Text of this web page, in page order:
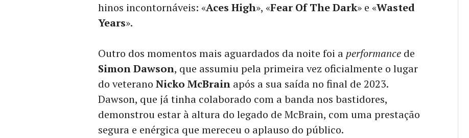
hinos incontornáveis: «Aces High», «Fear Of The Dark» e «Wasted
Years».
Outro dos momentos mais aguardados da noite foi a performance de
Simon Dawson, que assumiu pela primeira vez oficialmente o lugar
do veterano Nicko McBrain após a sua saída no final de 2023.
Dawson, que já tinha colaborado com a banda nos bastidores,
demonstrou estar à altura do legado de McBrain, com uma prestação
segura e enérgica que mereceu o aplauso do público.